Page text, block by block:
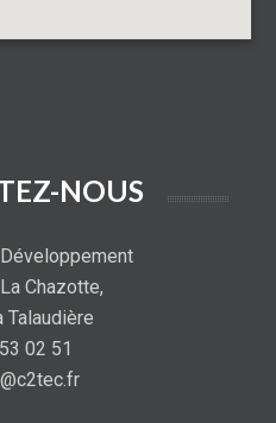
NOUS
Chazotte,
Talaudière
02 51